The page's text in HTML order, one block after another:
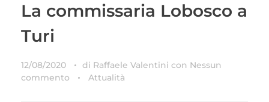
La commissaria Lobosco a
Turi
12/08/2020 di Raffaele Valentini con Nessun
commento
Attualità